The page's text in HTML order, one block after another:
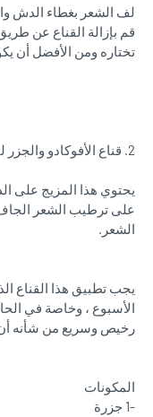
قم بإزالة القناع عن
تختاره ومن الأفضل أن
2. قناع الأفوكادو والجزر لترطيب الشعر
يحتوي هذا المزيج على
على ترطيب الشعر
الشعر.
يجب تطبيق هذا القناع
الأسبوع ، وخاصة في
رخيص وسريع من شأنه أن
المكونات
-1 جزرة